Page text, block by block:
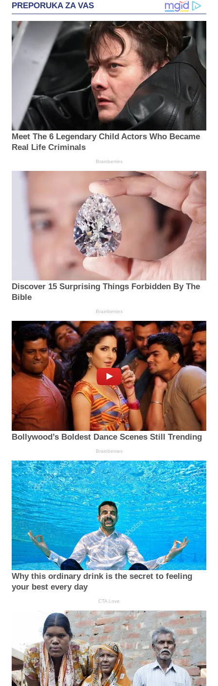
PREPORUKA ZA VAS
Meet The 6 Legendary Child Actors Who Became
Real Life Criminals
Brainberries
Discover 15 Surprising Things Forbidden By The
Bible
Brainberries
Bollywood’s Boldest Dance Scenes Still Trending
Brainberries
Why this ordinary drink is the secret to feeling
your best every day
CTA Love